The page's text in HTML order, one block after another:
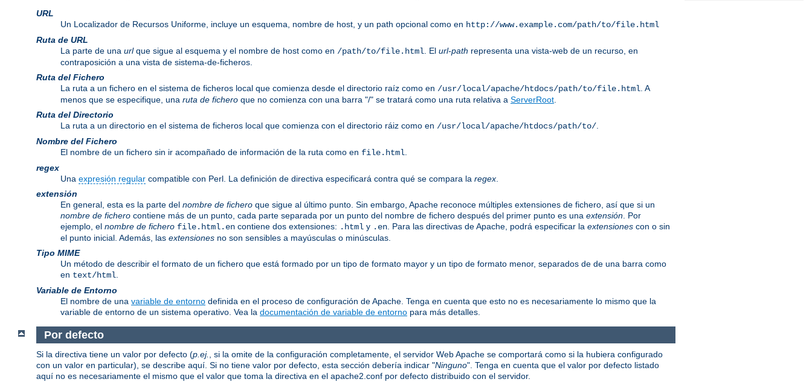
URL
Un Localizador de Recursos Uniforme, incluye un esquema, nombre de host, y un path opcional como en http://www.example.com/path/to/file.html
Ruta de URL
La parte de una urlque sigue al esquema y el nombre de host como en /path/to/file.html . El url-path representa una vista-web de un recurso, en
contraposición a una vista de sistema-de-ficheros.
Ruta del Fichero
La ruta a un fichero en el sistema de ficheros local que comienza desde el directorio raíz como en /usr/local/apache/htdocs/path/to/file.html . A
menos que se especifique, una ruta de fichero que no comienza con una barra "/" se tratará como una ruta relativa a ServerRoot
Ruta del Directorio
La ruta a un directorio en el sistema de ficheros local que comienza con el directorio ráiz como en /usr/local/apache/htdocs/path/to/
Nombre del Fichero
El nombre de un fichero sin ir acompañado de información de la ruta como en file.html
regex
Una expresión regular compatible con Perl. La definición de directiva especificará contra qué se compara la regex
extensión
En general, esta es la parte del nombre de fichero que sigue al último punto. Sin embargo, Apache reconoce múltiples extensiones de fichero, así que si un
nombre de fichero contiene más de un punto, cada parte separada por un punto del nombre de fichero después del primer punto es una extensión . Por
ejemplo, el nombre de fichero file.html.en contiene dos extensiones: .html y .en . Para las directivas de Apache, podrá especificar la extensiones con o sin
el punto inicial. Además, las extensiones no son sensibles a mayúsculas o minúsculas.
Tipo MIME
Un método de describir el formato de un fichero que está formado por un tipo de formato mayor y un tipo de formato menor, separados de de una barra como
en text/html
Variable de Entorno
El nombre de una variable de entorno definida en el proceso de configuración de Apache. Tenga en cuenta que esto no es necesariamente lo mismo que la
variable de entorno de un sistema operativo. Vea la documentación de variable de entorno para más detalles.
Por defecto
Si la directiva tiene un valor por defecto (p.ej., si la omite de la configuración completamente, el servidor Web Apache se comportará como si la hubiera configurado
con un valor en particular), se describe aquí. Si no tiene valor por defecto, esta sección debería indicar "Ninguno". Tenga en cuenta que el valor por defecto listado
aquí no es necesariamente el mismo que el valor que toma la directiva en el apache2.conf por defecto distribuido con el servidor.